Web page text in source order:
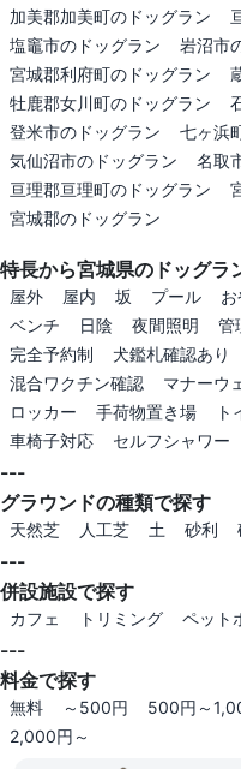
加美郡加美町のドッグラン
塩竈市のドッグラン
岩沼市
宮城郡利府町のドッグラン
牡鹿郡女川町のドッグラン
登米市のドッグラン
七ヶ浜
気仙沼市のドッグラン
名取
亘理郡亘理町のドッグラン
宮城郡のドッグラン
特長から宮城県のドッグラ
屋外 屋内 坂 プール
ベンチ
日陰 夜間照明 管
完全予約制
犬鑑札確認あり
混合ワクチン確認
マナーウ
ロッカー
手荷物置き場 ト
車椅子対応
セルフシャワー
---
グラウンドの種類で探す
天然芝 人工芝 土 砂利
---
併設施設で探す
カフェ トリミング ペット
---
料金で探す
無料 ～500円 500円～
2,000円～